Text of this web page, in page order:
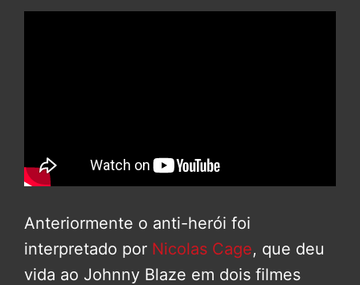
Anteriormente o anti-herói foi
interpretado por Nicolas Cage, que deu
vida ao Johnny Blaze em dois filmes